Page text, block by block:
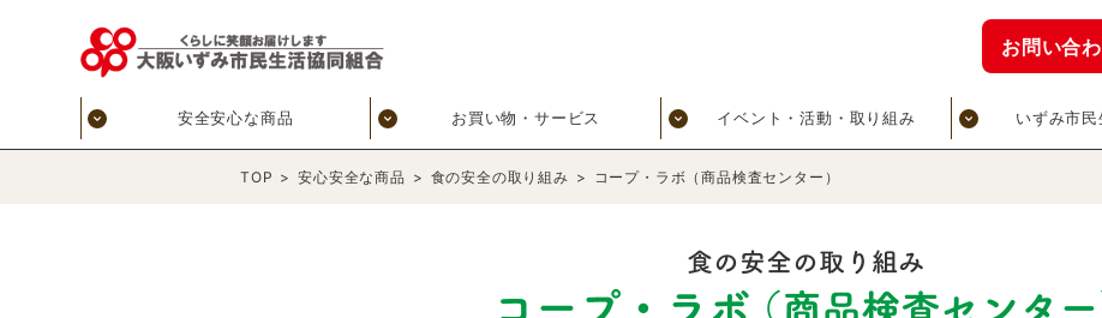
安全安心な商品 お買い物・サービス イベント・活動・取り組み いずみ市
お問い合
TOP > 安心安全な商品 > 食の安全の取り組み > コープ・ラボ（商品検査センター）